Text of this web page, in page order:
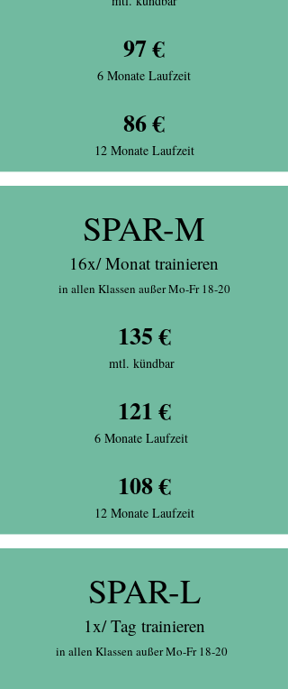
97 €
6 Monate Laufzeit
86 €
12 Monate Laufzeit
SPAR-M
16x/ Monat trainieren
in allen Klassen außer Mo-Fr 18-20
135 €
mtl. kündbar
121 €
6 Monate Laufzeit
108 €
12 Monate Laufzeit
SPAR-L
1x/ Tag trainieren
in allen Klassen außer Mo-Fr 18-20